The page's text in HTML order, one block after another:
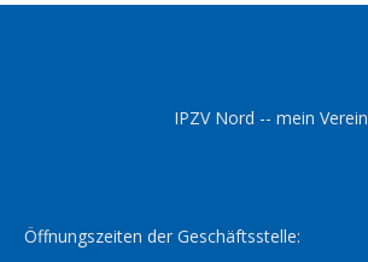
IPZV Nord -- mein Verein
Öffnungszeiten der Geschäftsstelle: